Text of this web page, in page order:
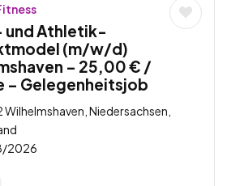
Athletik-
(m/w/d)
– 25,00 € /
– Gelegenheitsjob
Niedersachsen,
2026